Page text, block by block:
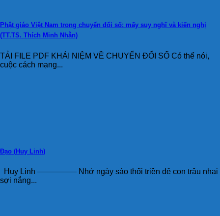
Phật giáo Việt Nam trong chuyển đổi số: mấy suy nghĩ và kiến nghị
(TT.TS. Thích Minh Nhẫn)
TẢI FILE PDF KHÁI NIỆM VỀ CHUYỂN ĐỔI SỐ Có thể nói,
cuộc cách mạng...
Đạo (Huy Linh)
Huy Linh ————— Nhớ ngày sáo thổi triền đê con trâu nhai
sợi nắng...